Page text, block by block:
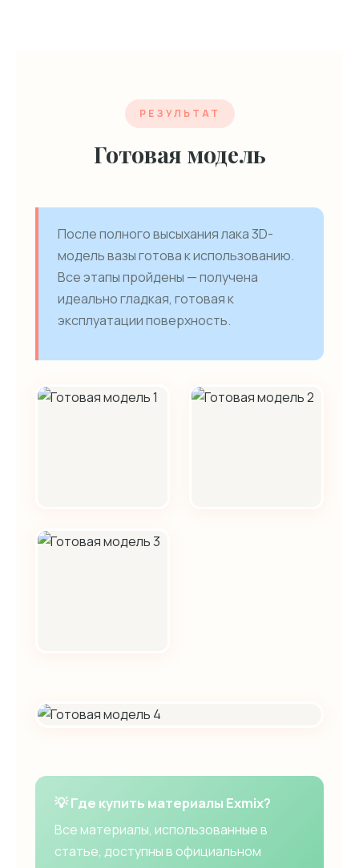
РЕЗУЛЬТАТ
Готовая модель
После полного высыхания лака 3D-
модель вазы готова к использованию.
Все этапы пройдены — получена
идеально гладкая, готовая к
эксплуатации поверхность.
💡 Где купить материалы Exmix?
Все материалы, использованные в
статье, доступны в официальном